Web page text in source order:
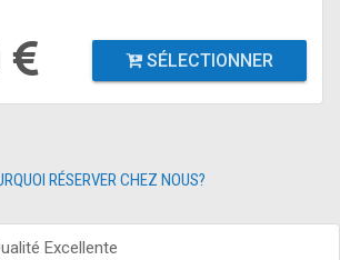
SÉLECTIONNER
RÉSERVER CHEZ NOUS?
Excellente